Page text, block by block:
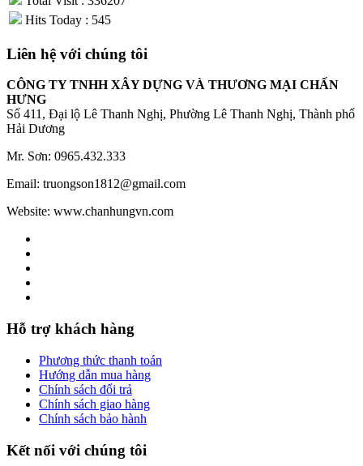
Hits Today : 545
Liên hệ với chúng tôi
CÔNG TY TNHH XÂY DỰNG VÀ THƯƠNG MẠI CHẤN
HƯNG
Số 411, Đại lộ Lê Thanh Nghị, Phường Lê Thanh Nghị, Thành phố
Hải Dương
Mr. Sơn: 0965.432.333
Email: truongson1812@gmail.com
Website: www.chanhungvn.com
Hỗ trợ khách hàng
Phương thức thanh toán
Hướng dẫn mua hàng
Chính sách đổi trả
Chính sách giao hàng
Chính sách bảo hành
Kết nối với chúng tôi